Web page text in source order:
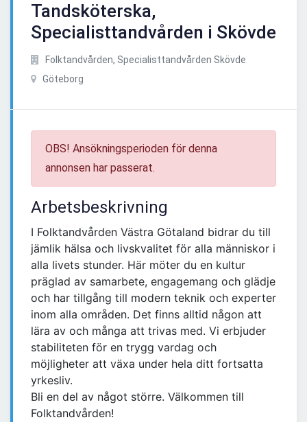
Tandsköterska,
Specialisttandvården i Skövde
Folktandvården, Specialisttandvården Skövde
Göteborg
OBS! Ansökningsperioden för denna
annonsen har passerat.
Arbetsbeskrivning
I Folktandvården Västra Götaland bidrar du till
jämlik hälsa och livskvalitet för alla människor i
alla livets stunder. Här möter du en kultur
präglad av samarbete, engagemang och glädje
och har tillgång till modern teknik och experter
inom alla områden. Det finns alltid någon att
lära av och många att trivas med. Vi erbjuder
stabiliteten för en trygg vardag och
möjligheter att växa under hela ditt fortsatta
yrkesliv.
Bli en del av något större. Välkommen till
Folktandvården!